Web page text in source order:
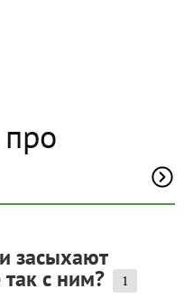
засыхают
с ним? 1